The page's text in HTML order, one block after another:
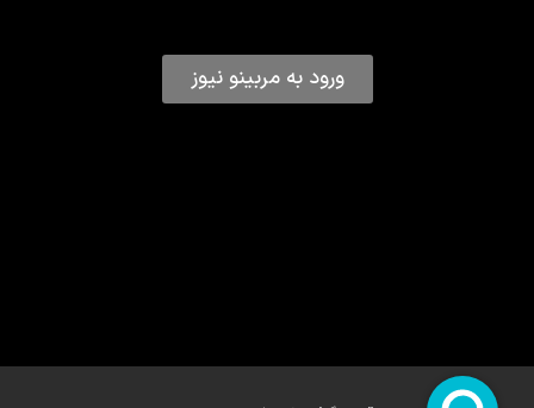
ورود به مربینو نیوز